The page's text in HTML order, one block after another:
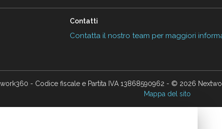
Contatti
Contatta il nostro team per maggiori
- Codice fiscale e Partita IVA 13868590962 - © 2026
Mappa del sito